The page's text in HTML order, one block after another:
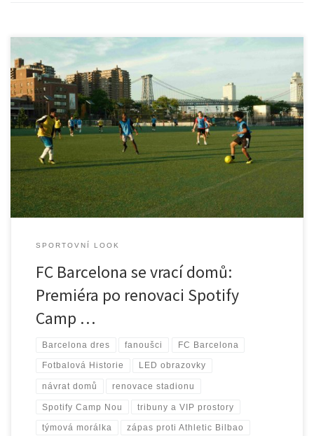
FC Barcelona se po více než dvou letech vrací na renovovaný
Spotify Camp Nou. Fanoušci, moderní tribuny a nové zážitky
spojují tradici, emoce a budoucnost klubu.
SPORTOVNÍ LOOK
FC Barcelona se vrací domů:
Premiéra po renovaci Spotify
Camp …
Barcelona dres fanoušci FC Barcelona
Fotbalová Historie LED obrazovky
návrat domů renovace stadionu
Spotify Camp Nou tribuny a VIP prostory
týmová morálka zápas proti Athletic Bilbao